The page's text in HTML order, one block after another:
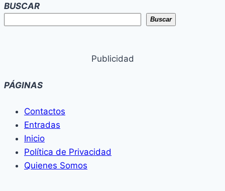
arma
y
BUSCAR
Buscar
Publicidad
PÁGINAS
Contactos
Entradas
Inicio
Política de Privacidad
Quienes Somos